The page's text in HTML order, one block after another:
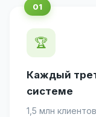
🏆
Каждый
системе
1,5 млн